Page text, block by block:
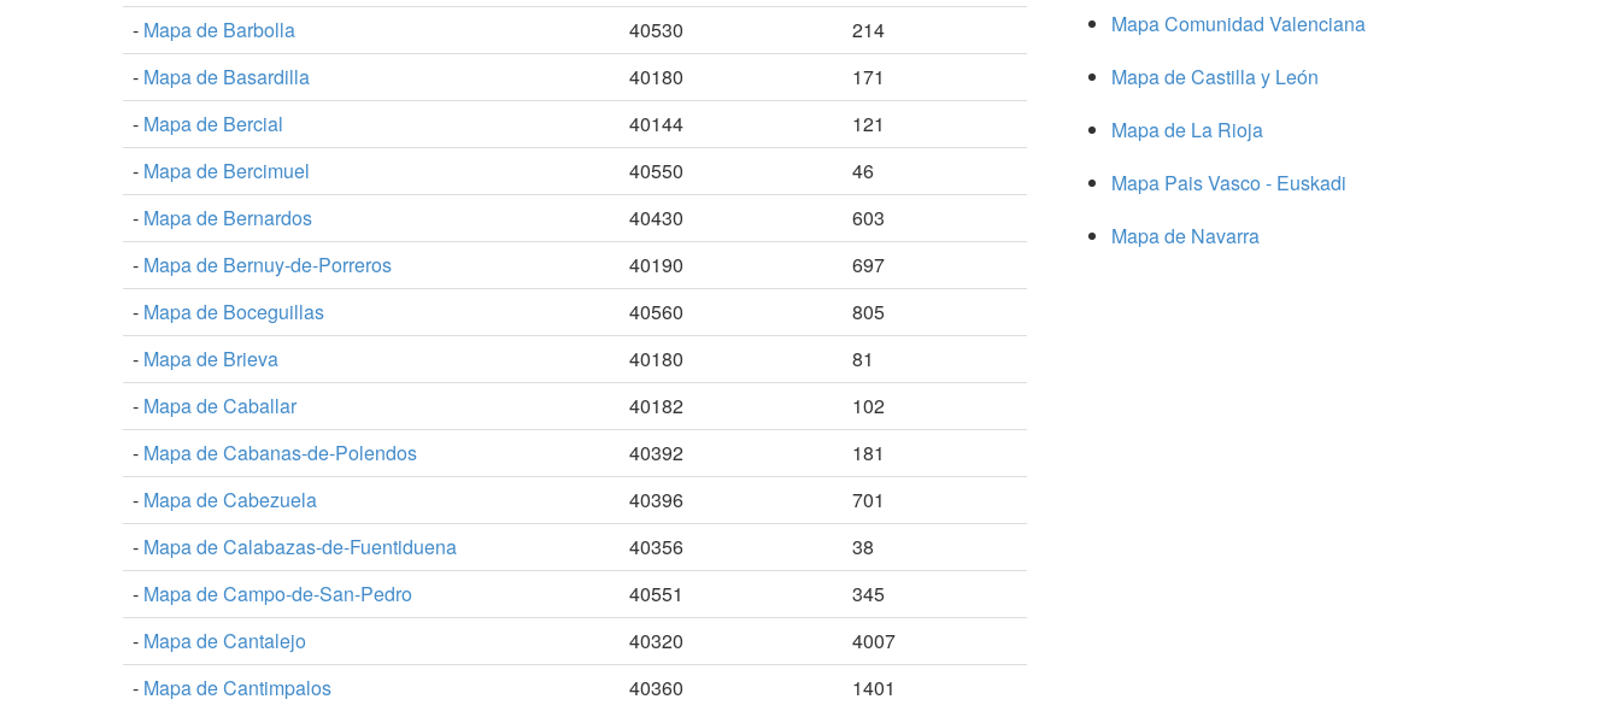
- Mapa de Barbolla 40530
214
- Mapa de Basardilla 40180
171
- Mapa de Bercial 40144
121
- Mapa de Bercimuel 40550
46
- Mapa de Bernardos 40430
603
- Mapa de Bernuy-de-Porreros 40190
697
- Mapa de Boceguillas 40560
805
- Mapa de Brieva 40180
81
- Mapa de Caballar 40182
102
- Mapa de Cabanas-de-Polendos 40392
181
- Mapa de Cabezuela 40396
701
- Mapa de Calabazas-de-Fuentiduena 40356
38
- Mapa de Campo-de-San-Pedro 40551
345
- Mapa de Cantalejo 40320
4007
- Mapa de Cantimpalos 40360 1401
Mapa Comunidad Valenciana
Mapa de Castilla y León
Mapa de La Rioja
Mapa Pais Vasco - Euskadi
Mapa de Navarra